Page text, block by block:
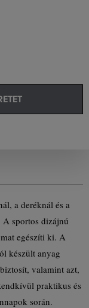
a deréknál és a
sportos dizájnú
egészíti ki. A
készült anyag
valamint azt,
praktikus és
során.